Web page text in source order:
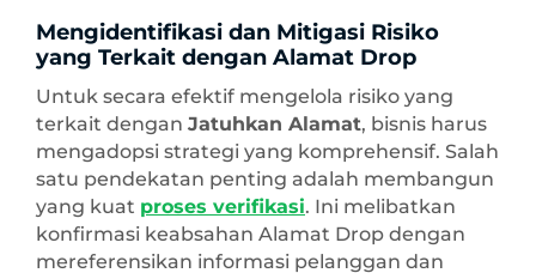
Mengidentifikasi dan Mitigasi Risiko
yang Terkait dengan Alamat Drop
Untuk secara efektif mengelola risiko yang
terkait dengan Jatuhkan Alamat, bisnis harus
mengadopsi strategi yang komprehensif. Salah
satu pendekatan penting adalah membangun
yang kuat proses verifikasi. Ini melibatkan
konfirmasi keabsahan Alamat Drop dengan
mereferensikan informasi pelanggan dan